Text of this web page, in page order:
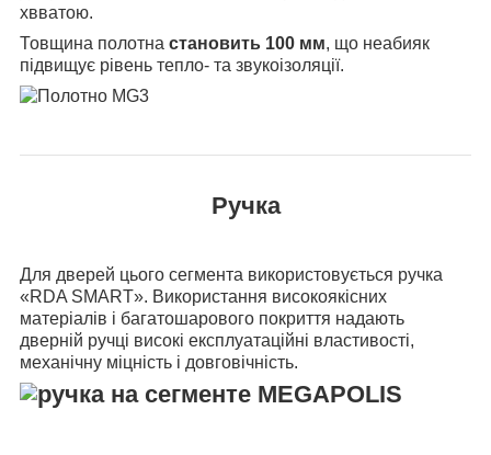
хвватою.
Товщина полотна становить 100 мм, що неабияк
підвищує рівень тепло- та звукоізоляції.
Ручка
Для дверей цього сегмента використовується ручка
«RDA SMART». Використання високоякісних
матеріалів і багатошарового покриття надають
дверній ручці високі експлуатаційні властивості,
механічну міцність і довговічність.